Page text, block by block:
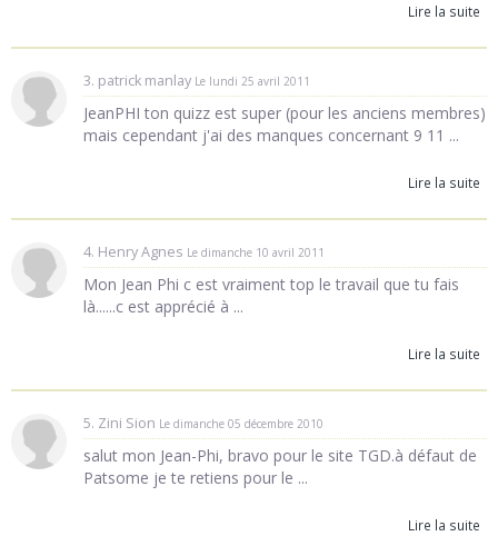
Lire la suite
3. patrick manlay Le lundi 25 avril 2011
JeanPHI ton quizz est super (pour les anciens membres)
mais cependant j'ai des manques concernant 9 11 ...
Lire la suite
4. Henry Agnes Le dimanche 10 avril 2011
Mon Jean Phi c est vraiment top le travail que tu fais
là......c est apprécié à ...
Lire la suite
5. Zini Sion Le dimanche 05 décembre 2010
salut mon Jean-Phi, bravo pour le site TGD.à défaut de
Patsome je te retiens pour le ...
Lire la suite